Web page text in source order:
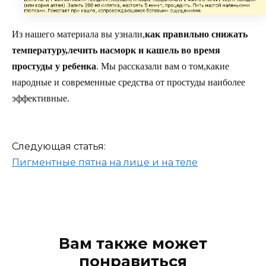
Из нашего материала вы узнали,как правильно снижать
температуру,лечить насморк и кашель во время
простуды у ребенка. Мы рассказали вам о том,какие
народные и современные средства от простуды наиболее
эффективные.
Следующая статья:
Пигментные пятна на лице и на теле
Вам также может
понравиться